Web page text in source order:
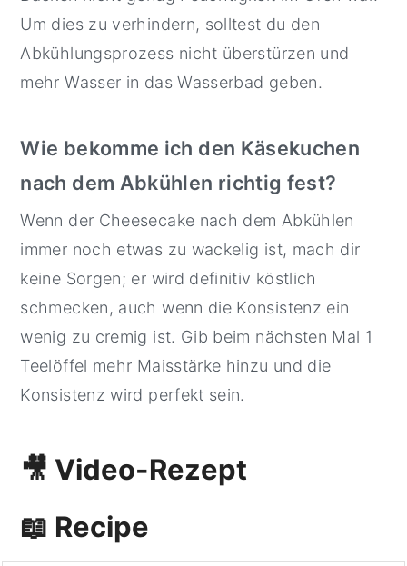
Um dies zu verhindern, solltest du den
Abkühlungsprozess nicht überstürzen und
mehr Wasser in das Wasserbad geben.
Wie bekomme ich den Käsekuchen
nach dem Abkühlen richtig fest?
Wenn der Cheesecake nach dem Abkühlen
immer noch etwas zu wackelig ist, mach dir
keine Sorgen; er wird definitiv köstlich
schmecken, auch wenn die Konsistenz ein
wenig zu cremig ist. Gib beim nächsten Mal 1
Teelöffel mehr Maisstärke hinzu und die
Konsistenz wird perfekt sein.
🎥 Video-Rezept
📖 Recipe